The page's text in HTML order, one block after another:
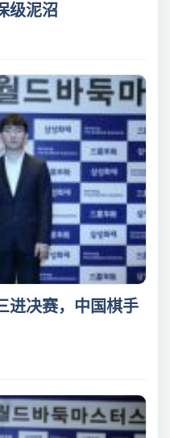
级泥沼
进决赛，中国棋手